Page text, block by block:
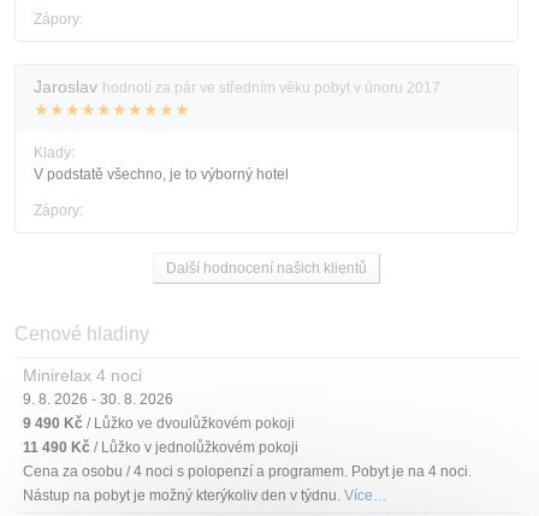
Zápory:
Jaroslav hodnotí za pár ve středním věku pobyt v únoru 2017
★★★★★★★★★★
Klady:
V podstatě všechno, je to výborný hotel
Zápory:
Další hodnocení našich klientů
Cenové hladiny
Minirelax 4 noci
9. 8. 2026 - 30. 8. 2026
9 490 Kč / Lůžko ve dvoulůžkovém pokoji
11 490 Kč / Lůžko v jednolůžkovém pokoji
Cena za osobu / 4 noci s polopenzí a programem. Pobyt je na 4 noci.
Nástup na pobyt je možný kterýkoliv den v týdnu. Více…